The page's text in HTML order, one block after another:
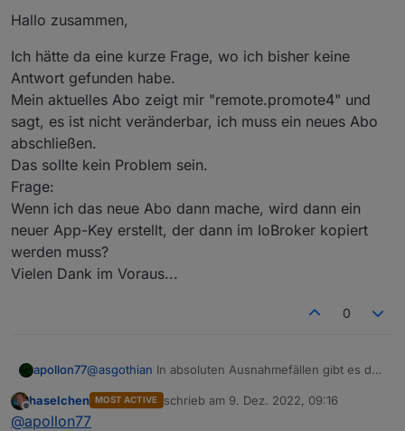
Hallo zusammen,
Ich hätte da eine kurze Frage, wo ich bisher keine
Antwort gefunden habe.
Mein aktuelles Abo zeigt mir "remote.promote4" und
sagt, es ist nicht veränderbar, ich muss ein neues Abo
abschließen.
Das sollte kein Problem sein.
Frage:
Wenn ich das neue Abo dann mache, wird dann ein
neuer App-Key erstellt, der dann im IoBroker kopiert
werden muss?
Vielen Dank im Voraus...
0
apollon77@asgothian In absoluten Ausnahmefällen gibt es da
Offline
haselchen MOST ACTIVE schrieb am 9. Dez. 2022, 09:16
zuletzt editiert von
@apollon77